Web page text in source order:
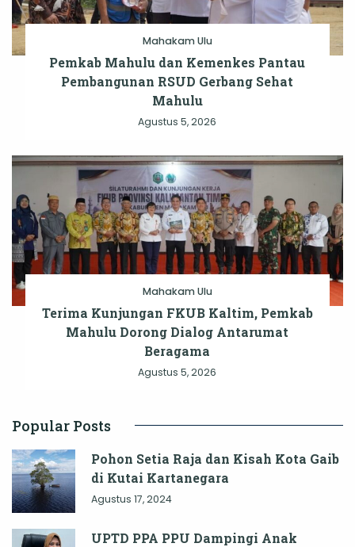
Mahakam Ulu
Pemkab Mahulu dan Kemenkes Pantau
Pembangunan RSUD Gerbang Sehat
Mahulu
Agustus 5, 2026
Mahakam Ulu
Terima Kunjungan FKUB Kaltim, Pemkab
Mahulu Dorong Dialog Antarumat
Beragama
Agustus 5, 2026
Popular Posts
Pohon Setia Raja dan Kisah Kota Gaib
di Kutai Kartanegara
Agustus 17, 2024
UPTD PPA PPU Dampingi Anak